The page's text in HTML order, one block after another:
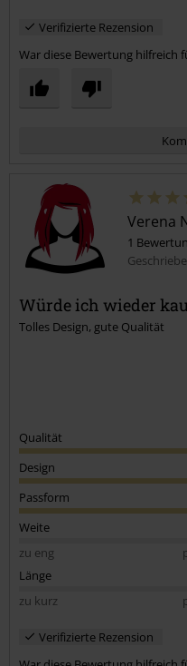
Verifizierte Rezension
War diese Bewertung hilfreich
Kommentar jetzt abschicken!
Verena
1
Würde ich wieder
Tolles Design, gute Qualität
Qualität
Design
Passform
Weite
zu eng
Länge
zu kurz
Verifizierte Rezension